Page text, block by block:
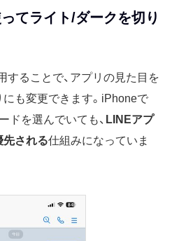
てライト/ダークを切り
することで、アプリの見た目を
も変更できます。iPhoneで
ドを選んでいても、 LINEアプ
先される仕組みになっていま